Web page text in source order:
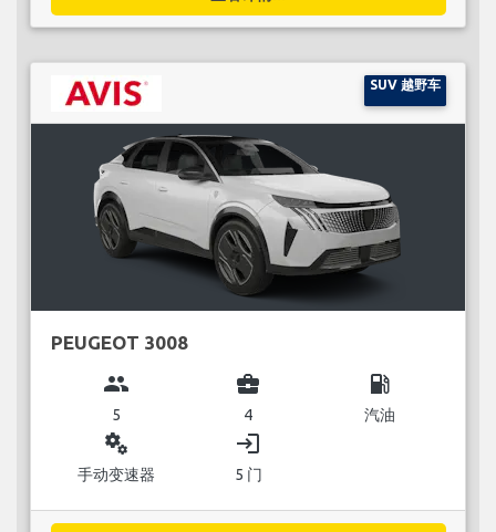
SUV 越野车
PEUGEOT 3008
group
5
business_center
4
local_gas_station
汽油
miscellaneous_services
手动变速器
login
5 门